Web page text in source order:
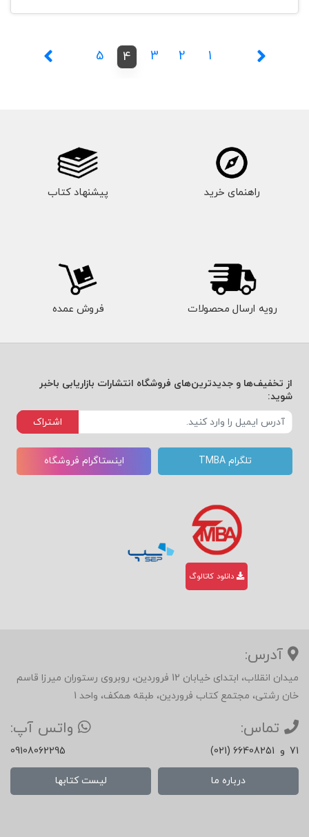
1
2
3
4
5
راهنمای خرید پیشنهاد کتاب
رویه ارسال محصولات فروش عمده
از تخفیف‌ها و جدیدترین‌های فروشگاه انتشارات بازاریابی باخبر
شوید:
اشتراک
تلگرام TMBA اینستاگرام فروشگاه
دانلود کاتالوگ
آدرس:
میدان انقلاب، ابتدای خیابان 12 فروردین، روبروی رستوران میرزا قاسم
خان رشتی، مجتمع کتاب فروردین، طبقه همکف، واحد 1
تماس:
(021) 66408251 و 71
واتس آپ:
09108062295
درباره ما لیست کتابها